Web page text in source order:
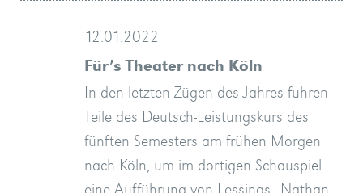
12.01.2022
Für’s Theater nach Köln
In den letzten Zügen des Jahres fuhren
Teile des Deutsch-Leistungskurs des
fünften Semesters am frühen Morgen
nach Köln, um im dortigen Schauspiel